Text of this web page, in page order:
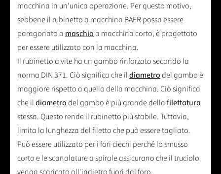
macchina in un'unica operazione. Per questo motivo,
sebbene il rubinetto a macchina BAER possa essere
paragonato amaschioa macchina corto, è progettato
per essere utilizzato con la macchina.
Il rubinetto a vite ha un gambo rinforzato secondo la
norma DIN 371. Ciò significa che ildiametrodel gambo è
maggiore rispetto a quello della macchina. Ciò significa
che ildiametrodel gambo è più grande dellafilettatura
stessa. Questo rende il rubinetto più stabile. Tuttavia,
limita la lunghezza del filetto che può essere tagliato.
Può essere utilizzato per i fori ciechi perché lo smusso
corto e le scanalature a spirale assicurano che il truciolo